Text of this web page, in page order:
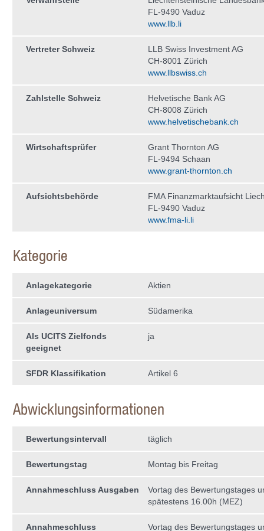
FL-9490 Vaduz
www.llb.li
Vertreter Schweiz
LLB Swiss Investment AG
CH-8001 Zürich
www.llbswiss.ch
Zahlstelle Schweiz
Helvetische Bank AG
CH-8008 Zürich
www.helvetischebank.ch
Wirtschaftsprüfer
Grant Thornton AG
FL-9494 Schaan
www.grant-thornton.ch
Aufsichtsbehörde
FMA Finanzmarktaufsicht
FL-9490 Vaduz
www.fma-li.li
Kategorie
Anlagekategorie Aktien
Anlageuniversum Südamerika
Als UCITS Zielfonds
geeignet
ja
SFDR Klassifikation Artikel 6
Abwicklungsinformationen
Bewertungsintervall täglich
Bewertungstag Montag bis Freitag
Annahmeschluss Ausgaben
Vortag des Bewertungstages
spätestens 16.00h (MEZ)
Annahmeschluss
Vortag des Bewertungstages